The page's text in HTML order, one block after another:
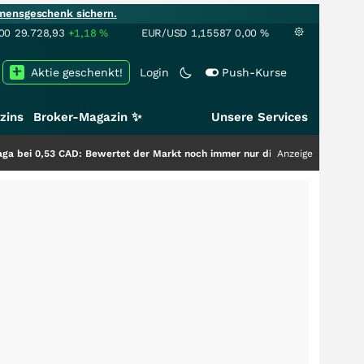
sichern.
29.728,93 +1,18% EUR/USD 1,15587 0,00 %
Login Push-Kurse
Aktie geschenkt!
Broker-Magazin ✨ Unsere Services
CAD: Bewertet der Markt noch immer nur die Hälfte der Story?+++
Anzeige